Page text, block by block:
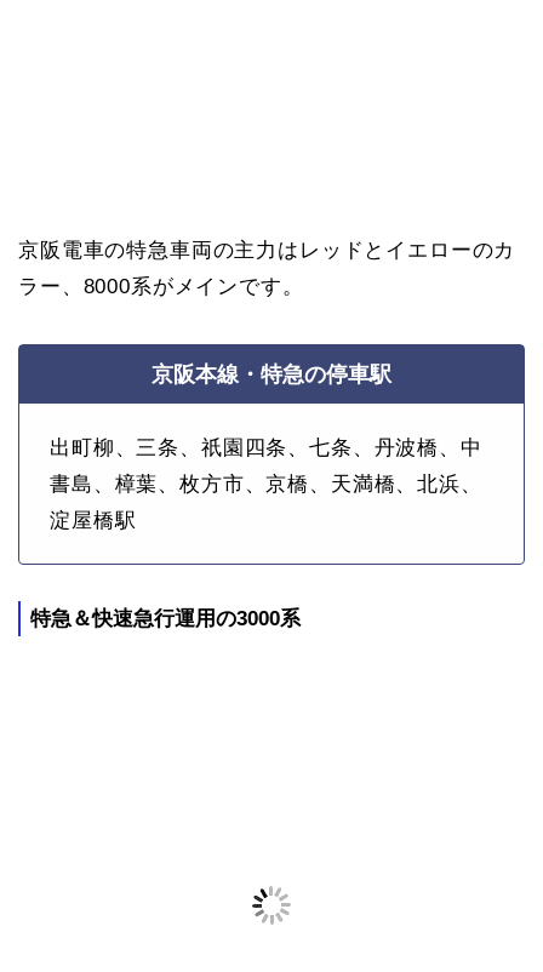
京阪電車の特急車両の主力はレッドとイエローのカ
ラー、8000系がメインです。
京阪本線・特急の停車駅
出町柳、三条、祇園四条、七条、丹波橋、中
書島、樟葉、枚方市、京橋、天満橋、北浜、
淀屋橋駅
特急＆快速急行運用の3000系